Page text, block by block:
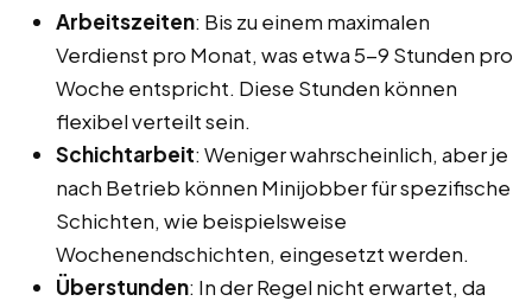
Arbeitszeiten: Bis zu einem maximalen
Verdienst pro Monat, was etwa 5-9 Stunden pro
Woche entspricht. Diese Stunden können
flexibel verteilt sein.
Schichtarbeit: Weniger wahrscheinlich, aber je
nach Betrieb können Minijobber für spezifische
Schichten, wie beispielsweise
Wochenendschichten, eingesetzt werden.
Überstunden: In der Regel nicht erwartet, da